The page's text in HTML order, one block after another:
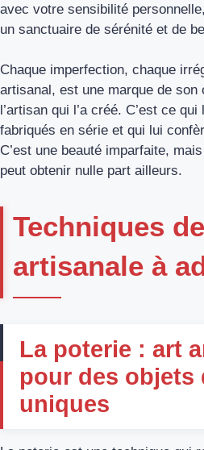
avec votre sensibilité
un sanctuaire de sérénité et de
Chaque imperfection, chaque
artisanal, est une marque de son
l’artisan qui l’a créé. C’est ce
fabriqués en série et qui lui
C’est une beauté imparfaite,
peut obtenir nulle part ailleurs.
Techniques
artisanale à
La poterie : art
pour des objets
uniques